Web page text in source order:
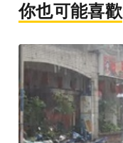
你也可能喜歡